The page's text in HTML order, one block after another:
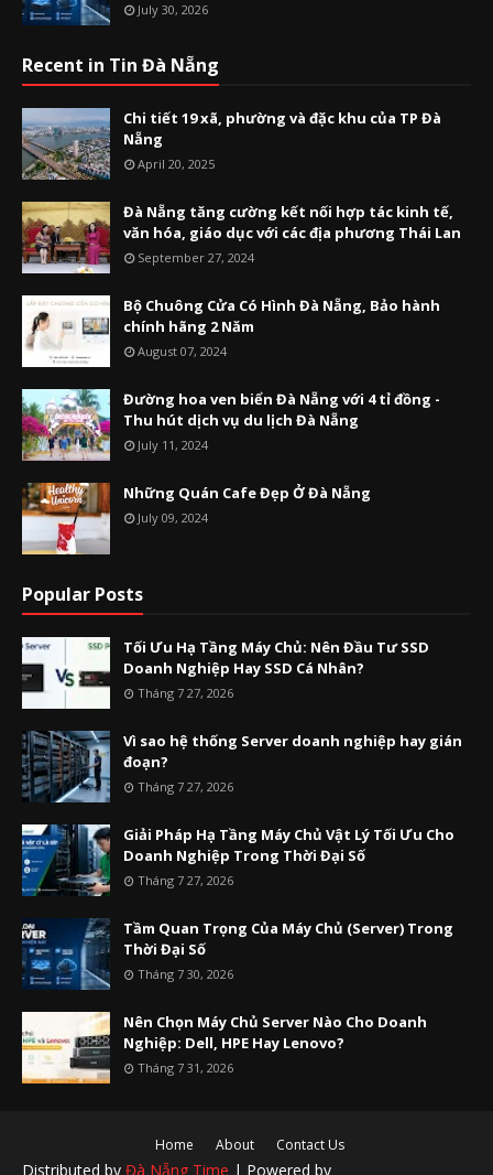
July 30, 2026
Recent in Tin Đà Nẵng
Chi tiết 19 xã, phường và đặc khu của TP Đà
Nẵng
April 20, 2025
Đà Nẵng tăng cường kết nối hợp tác kinh tế,
văn hóa, giáo dục với các địa phương Thái Lan
September 27, 2024
Bộ Chuông Cửa Có Hình Đà Nẵng, Bảo hành
chính hãng 2 Năm
August 07, 2024
Đường hoa ven biển Đà Nẵng với 4 tỉ đồng -
Thu hút dịch vụ du lịch Đà Nẵng
July 11, 2024
Những Quán Cafe Đẹp Ở Đà Nẵng
July 09, 2024
Popular Posts
Tối Ưu Hạ Tầng Máy Chủ: Nên Đầu Tư SSD
Doanh Nghiệp Hay SSD Cá Nhân?
Tháng 7 27, 2026
Vì sao hệ thống Server doanh nghiệp hay gián
đoạn?
Tháng 7 27, 2026
Giải Pháp Hạ Tầng Máy Chủ Vật Lý Tối Ưu Cho
Doanh Nghiệp Trong Thời Đại Số
Tháng 7 27, 2026
Tầm Quan Trọng Của Máy Chủ (Server) Trong
Thời Đại Số
Tháng 7 30, 2026
Nên Chọn Máy Chủ Server Nào Cho Doanh
Nghiệp: Dell, HPE Hay Lenovo?
Tháng 7 31, 2026
Home About Contact Us
Distributed by Đà Nẵng Time | Powered by